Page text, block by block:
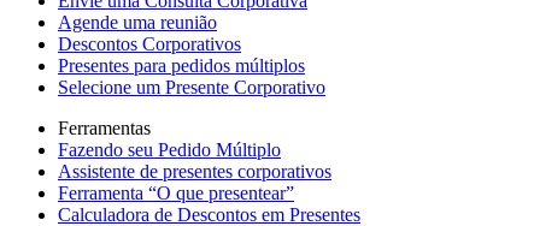
Agende uma reunião
Descontos Corporativos
Presentes para pedidos múltiplos
Selecione um Presente Corporativo
Ferramentas
Fazendo seu Pedido Múltiplo
Assistente de presentes corporativos
Ferramenta “O que presentear”
Calculadora de Descontos em Presentes